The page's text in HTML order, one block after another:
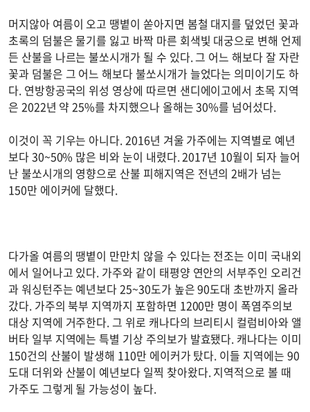
머지않아 여름이 오고 땡볕이 쏟아지면 봄철 대지를 덮었던 꽃과
초록의 덤불은 물기를 잃고 바짝 마른 회색빛 대궁으로 변해 언제
든 산불을 나르는 불쏘시개가 될 수 있다. 그 어느 해보다 잘 자란
꽃과 덤불은 그 어느 해보다 불쏘시개가 늘었다는 의미이기도 하
다. 연방항공국의 위성 영상에 따르면 샌디에이고에서 초목 지역
은 2022년 약 25%를 차지했으나 올해는 30%를 넘어섰다.
이것이 꼭 기우는 아니다. 2016년 겨울 가주에는 지역별로 예년
보다 30~50% 많은 비와 눈이 내렸다. 2017년 10월이 되자 늘어
난 불쏘시개의 영향으로 산불 피해지역은 전년의 2배가 넘는
150만 에이커에 달했다.
다가올 여름의 땡볕이 만만치 않을 수 있다는 전조는 이미 국내외
에서 일어나고 있다. 가주와 같이 태평양 연안의 서부주인 오리건
과 워싱턴주는 예년보다 25~30도가 높은 90도대 초반까지 올라
갔다. 가주의 북부 지역까지 포함하면 1200만 명이 폭염주의보
대상 지역에 거주한다. 그 위로 캐나다의 브리티시 컬럼비아와 앨
버타 일부 지역에는 특별 기상 주의보가 발효됐다. 캐나다는 이미
150건의 산불이 발생해 110만 에이커가 탔다. 이들 지역에는 90
도대 더위와 산불이 예년보다 일찍 찾아왔다. 지역적으로 볼 때
가주도 그렇게 될 가능성이 높다.